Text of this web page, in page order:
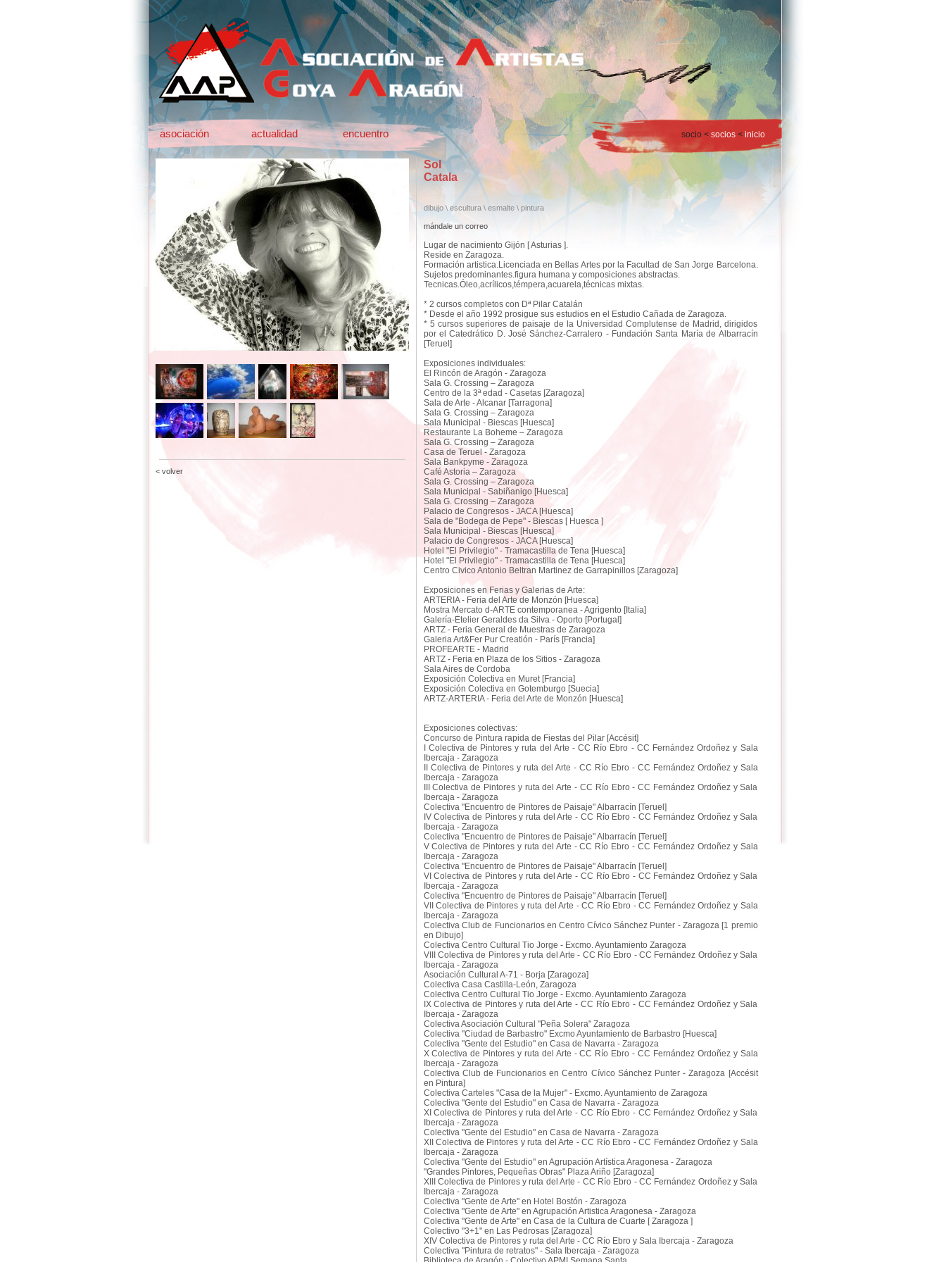
asociación actualidad encuentro socio < socios< inicio
< volver
Sol
Catala
dibujo \ escultura \ esmalte \ pintura
mándale un correo
Lugar de nacimiento Gijón [ Asturias ].
Reside en Zaragoza.
Formación artistica.Licenciada en Bellas Artes por la Facultad de San Jorge Barcelona.
Sujetos predominantes.figura humana y composiciones abstractas.
Tecnicas.Óleo,acrílicos,témpera,acuarela,técnicas mixtas.
* 2 cursos completos con Dª Pilar Catalán
* Desde el año 1992 prosigue sus estudios en el Estudio Cañada de Zaragoza.
* 5 cursos superiores de paisaje de la Universidad Complutense de Madrid, dirigidos
por el Catedrático D. José Sánchez-Carralero - Fundación Santa María de Albarracín
[Teruel]
Exposiciones individuales:
El Rincón de Aragón - Zaragoza
Sala G. Crossing – Zaragoza
Centro de la 3ª edad - Casetas [Zaragoza]
Sala de Arte - Alcanar [Tarragona]
Sala G. Crossing – Zaragoza
Sala Municipal - Biescas [Huesca]
Restaurante La Boheme – Zaragoza
Sala G. Crossing – Zaragoza
Casa de Teruel - Zaragoza
Sala Bankpyme - Zaragoza
Café Astoria – Zaragoza
Sala G. Crossing – Zaragoza
Sala Municipal - Sabiñanigo [Huesca]
Sala G. Crossing – Zaragoza
Palacio de Congresos - JACA [Huesca]
Sala de "Bodega de Pepe" - Biescas [ Huesca ]
Sala Municipal - Biescas [Huesca]
Palacio de Congresos - JACA [Huesca]
Hotel "El Privilegio" - Tramacastilla de Tena [Huesca]
Hotel "El Privilegio" - Tramacastilla de Tena [Huesca]
Centro Civico Antonio Beltran Martinez de Garrapinillos [Zaragoza]
Exposiciones en Ferias y Galerias de Arte:
ARTERIA - Feria del Arte de Monzón [Huesca]
Mostra Mercato d-ARTE contemporanea - Agrigento [Italia]
Galería-Etelier Geraldes da Silva - Oporto [Portugal]
ARTZ - Feria General de Muestras de Zaragoza
Galeria Art&Fer Pur Creatión - París [Francia]
PROFEARTE - Madrid
ARTZ - Feria en Plaza de los Sitios - Zaragoza
Sala Aires de Cordoba
Exposición Colectiva en Muret [Francia]
Exposición Colectiva en Gotemburgo [Suecia]
ARTZ-ARTERIA - Feria del Arte de Monzón [Huesca]
Exposiciones colectivas:
Concurso de Pintura rapida de Fiestas del Pilar [Accésit]
I Colectiva de Pintores y ruta del Arte - CC Río Ebro - CC Fernández Ordoñez y Sala
Ibercaja - Zaragoza
II Colectiva de Pintores y ruta del Arte - CC Río Ebro - CC Fernández Ordoñez y Sala
Ibercaja - Zaragoza
III Colectiva de Pintores y ruta del Arte - CC Río Ebro - CC Fernández Ordoñez y Sala
Ibercaja - Zaragoza
Colectiva "Encuentro de Pintores de Paisaje" Albarracín [Teruel]
IV Colectiva de Pintores y ruta del Arte - CC Río Ebro - CC Fernández Ordoñez y Sala
Ibercaja - Zaragoza
Colectiva "Encuentro de Pintores de Paisaje" Albarracín [Teruel]
V Colectiva de Pintores y ruta del Arte - CC Río Ebro - CC Fernández Ordoñez y Sala
Ibercaja - Zaragoza
Colectiva "Encuentro de Pintores de Paisaje" Albarracín [Teruel]
VI Colectiva de Pintores y ruta del Arte - CC Río Ebro - CC Fernández Ordoñez y Sala
Ibercaja - Zaragoza
Colectiva "Encuentro de Pintores de Paisaje" Albarracín [Teruel]
VII Colectiva de Pintores y ruta del Arte - CC Río Ebro - CC Fernández Ordoñez y Sala
Ibercaja - Zaragoza
Colectiva Club de Funcionarios en Centro Cívico Sánchez Punter - Zaragoza [1 premio
en Dibujo]
Colectiva Centro Cultural Tio Jorge - Excmo. Ayuntamiento Zaragoza
VIII Colectiva de Pintores y ruta del Arte - CC Río Ebro - CC Fernández Ordoñez y Sala
Ibercaja - Zaragoza
Asociación Cultural A-71 - Borja [Zaragoza]
Colectiva Casa Castilla-León, Zaragoza
Colectiva Centro Cultural Tio Jorge - Excmo. Ayuntamiento Zaragoza
IX Colectiva de Pintores y ruta del Arte - CC Río Ebro - CC Fernández Ordoñez y Sala
Ibercaja - Zaragoza
Colectiva Asociación Cultural "Peña Solera" Zaragoza
Colectiva "Ciudad de Barbastro" Excmo Ayuntamiento de Barbastro [Huesca]
Colectiva "Gente del Estudio" en Casa de Navarra - Zaragoza
X Colectiva de Pintores y ruta del Arte - CC Río Ebro - CC Fernández Ordoñez y Sala
Ibercaja - Zaragoza
Colectiva Club de Funcionarios en Centro Cívico Sánchez Punter - Zaragoza [Accésit
en Pintura]
Colectiva Carteles "Casa de la Mujer" - Excmo. Ayuntamiento de Zaragoza
Colectiva "Gente del Estudio" en Casa de Navarra - Zaragoza
XI Colectiva de Pintores y ruta del Arte - CC Río Ebro - CC Fernández Ordoñez y Sala
Ibercaja - Zaragoza
Colectiva "Gente del Estudio" en Casa de Navarra - Zaragoza
XII Colectiva de Pintores y ruta del Arte - CC Río Ebro - CC Fernández Ordoñez y Sala
Ibercaja - Zaragoza
Colectiva "Gente del Estudio" en Agrupación Artística Aragonesa - Zaragoza
"Grandes Pintores, Pequeñas Obras" Plaza Ariño [Zaragoza]
XIII Colectiva de Pintores y ruta del Arte - CC Río Ebro - CC Fernández Ordoñez y Sala
Ibercaja - Zaragoza
Colectiva "Gente de Arte" en Hotel Bostón - Zaragoza
Colectiva "Gente de Arte" en Agrupación Artistica Aragonesa - Zaragoza
Colectiva "Gente de Arte" en Casa de la Cultura de Cuarte [ Zaragoza ]
Colectivo "3+1" en Las Pedrosas [Zaragoza]
XIV Colectiva de Pintores y ruta del Arte - CC Río Ebro y Sala Ibercaja - Zaragoza
Colectiva "Pintura de retratos" - Sala Ibercaja - Zaragoza